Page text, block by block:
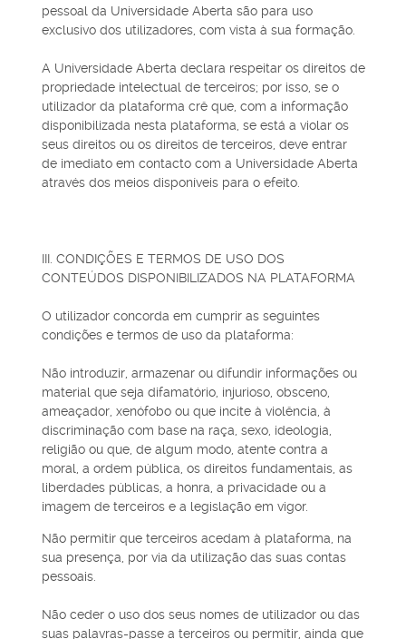
pessoal da Universidade Aberta são para uso
exclusivo dos utilizadores, com vista à sua formação.
A Universidade Aberta declara respeitar os direitos de
propriedade intelectual de terceiros; por isso, se o
utilizador da plataforma crê que, com a informação
disponibilizada nesta plataforma, se está a violar os
seus direitos ou os direitos de terceiros, deve entrar
de imediato em contacto com a Universidade Aberta
através dos meios disponíveis para o efeito.
III. CONDIÇÕES E TERMOS DE USO DOS
CONTEÚDOS DISPONIBILIZADOS NA PLATAFORMA
O utilizador concorda em cumprir as seguintes
condições e termos de uso da plataforma:
Não introduzir, armazenar ou difundir informações ou
material que seja difamatório, injurioso, obsceno,
ameaçador, xenófobo ou que incite à violência, à
discriminação com base na raça, sexo, ideologia,
religião ou que, de algum modo, atente contra a
moral, a ordem pública, os direitos fundamentais, as
liberdades públicas, a honra, a privacidade ou a
imagem de terceiros e a legislação em vigor.
Não permitir que terceiros acedam à plataforma, na
sua presença, por via da utilização das suas contas
pessoais.
Não ceder o uso dos seus nomes de utilizador ou das
suas palavras-passe a terceiros ou permitir, ainda que